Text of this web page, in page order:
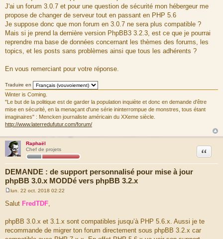
e
J'ai un forum 3.0.7 et pour une question de sécurité mon hébergeur me
propose de changer de serveur tout en passant en PHP 5.6
Je suppose donc que mon forum en 3.0.7 ne sera plus compatible ?
Mais si je prend la dernière version PhpBB3 3.2.3, est ce que je pourrai
reprendre ma base de données concernant les thèmes des forums, les
topics, et les posts sans problèmes ainsi que tous les adhérents ?
En vous remerciant pour votre réponse.
Traduire en
Winter is Coming.
"Le but de la politique est de garder la population inquiète et donc en demande d'être
mise en sécurité, en la menaçant d'une série ininterrompue de monstres, tous étant
imaginaires" : Mencken journaliste américain du XXeme siècle.
http://www.laterredufutur.com/forum/
Raphaël
Chef de projets
DEMANDE : de support personnalisé pour mise à jour
phpBB 3.0.x MODDé vers phpBB 3.2.x
Citation
e
s
g
e
lun. 22 oct. 2018 02:22
Salut FredTDF
phpBB 3.0.x et 3.1.x sont compatibles jusqu’à PHP 5.6.x. Aussi je te
recommande de migrer ton forum directement sous phpBB 3.2.x car